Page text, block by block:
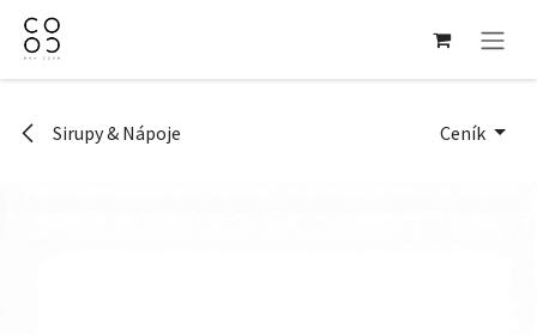
Přejít na obsah
Sirupy & Nápoje Ceník